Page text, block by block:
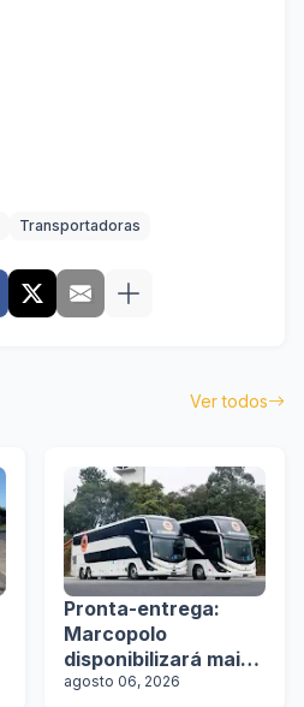
Transportadoras
Ver todos
Pronta-entrega:
Marcopolo
disponibilizará mais
de 100 ônibus para
agosto 06, 2026